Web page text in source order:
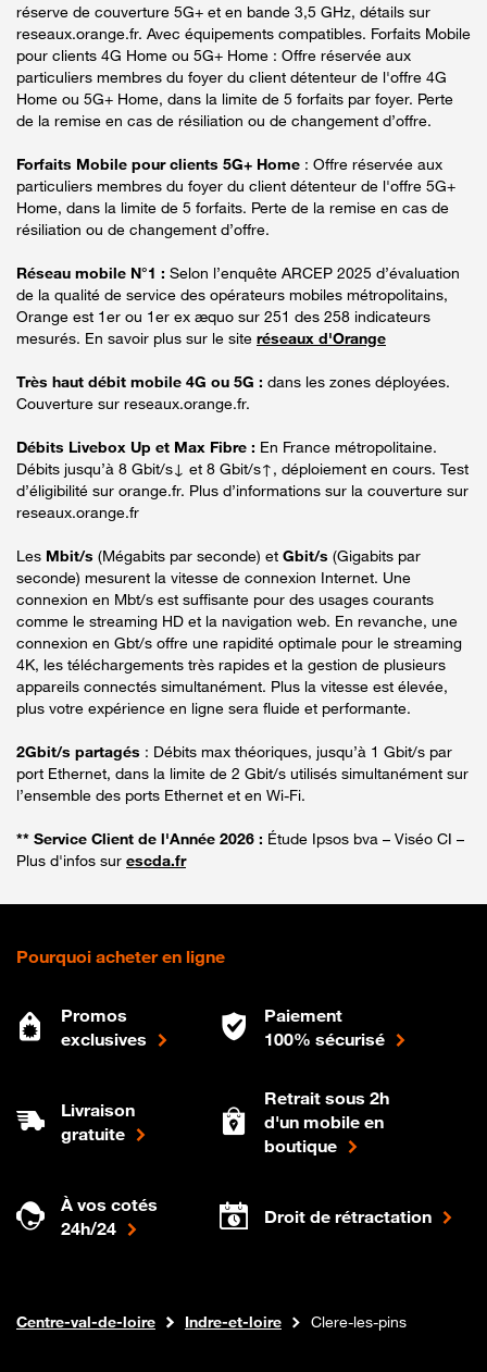
réserve de couverture 5G+ et en bande 3,5 GHz, détails sur
reseaux.orange.fr. Avec équipements compatibles. Forfaits Mobile
pour clients 4G Home ou 5G+ Home : Offre réservée aux
particuliers membres du foyer du client détenteur de l'offre 4G
Home ou 5G+ Home, dans la limite de 5 forfaits par foyer. Perte
de la remise en cas de résiliation ou de changement d’offre.
Forfaits Mobile pour clients 5G+ Home : Offre réservée aux
particuliers membres du foyer du client détenteur de l'offre 5G+
Home, dans la limite de 5 forfaits. Perte de la remise en cas de
résiliation ou de changement d’offre.
Réseau mobile N°1 : Selon l’enquête ARCEP 2025 d’évaluation
de la qualité de service des opérateurs mobiles métropolitains,
Orange est 1er ou 1er ex æquo sur 251 des 258 indicateurs
mesurés. En savoir plus sur le site réseaux d'Orange
Très haut débit mobile 4G ou 5G : dans les zones déployées.
Couverture sur reseaux.orange.fr.
Débits Livebox Up et Max Fibre : En France métropolitaine.
Débits jusqu’à 8 Gbit/s↓ et 8 Gbit/s↑, déploiement en cours. Test
d’éligibilité sur orange.fr. Plus d’informations sur la couverture sur
reseaux.orange.fr
Les Mbit/s (Mégabits par seconde) et Gbit/s (Gigabits par
seconde) mesurent la vitesse de connexion Internet. Une
connexion en Mbt/s est suffisante pour des usages courants
comme le streaming HD et la navigation web. En revanche, une
connexion en Gbt/s offre une rapidité optimale pour le streaming
4K, les téléchargements très rapides et la gestion de plusieurs
appareils connectés simultanément. Plus la vitesse est élevée,
plus votre expérience en ligne sera fluide et performante.
2Gbit/s partagés : Débits max théoriques, jusqu’à 1 Gbit/s par
port Ethernet, dans la limite de 2 Gbit/s utilisés simultanément sur
l’ensemble des ports Ethernet et en Wi-Fi.
** Service Client de l'Année 2026 : Étude Ipsos bva – Viséo CI –
Plus d'infos sur escda.fr
Pourquoi acheter en ligne
Promos
exclusives
Paiement
100% sécurisé
Livraison
gratuite
Retrait sous 2h
d'un mobile en
boutique
À vos cotés
24h/24
Droit de rétractation
Boutique Orange
Internet fibre
Centre-val-de-loire Indre-et-loire Clere-les-pins